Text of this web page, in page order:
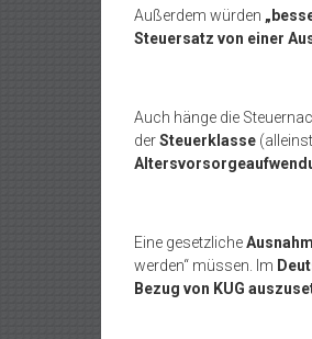
Außerdem würden
Steuersatz von einer
Auch hänge die
derSteuerklasse
Eine gesetzliche
werden“ müssen. Im
Bezug von KUG